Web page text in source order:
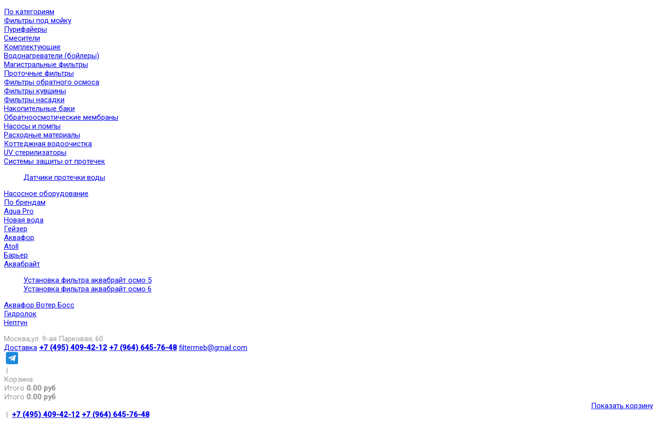
По категориям
Фильтры под мойку
Пурифайеры
Смесители
Комплектующие
Водонагреватели (бойлеры)
Магистральные фильтры
Проточные фильтры
Фильтры обратного осмоса
Фильтры кувшины
Фильтры насадки
Накопительные баки
Обратноосмотические мембраны
Насосы и помпы
Расходные материалы
Коттеджная водоочистка
UV стерилизаторы
Системы защиты от протечек
Датчики протечки воды
Насосное оборудование
По брендам
Aqua Pro
Новая вода
Гейзер
Аквафор
Atoll
Барьер
Аквабрайт
Установка фильтра аквабрайт осмо 5
Установка фильтра аквабрайт осмо 6
Аквафор Вотер Босс
Гидролок
Нептун
Москва,ул. 9-ая Парковая, 60
Доставка +7 (495) 409-42-12 +7 (964) 645-76-48 filtermeb@gmail.com
|
Корзина:
Итого 0.00 руб
Итого 0.00 руб
Показать корзину
| +7 (495) 409-42-12 +7 (964) 645-76-48